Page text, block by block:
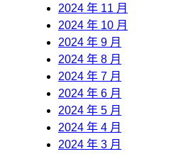
2024 年 11 月
2024 年 10 月
2024 年 9 月
2024 年 8 月
2024 年 7 月
2024 年 6 月
2024 年 5 月
2024 年 4 月
2024 年 3 月